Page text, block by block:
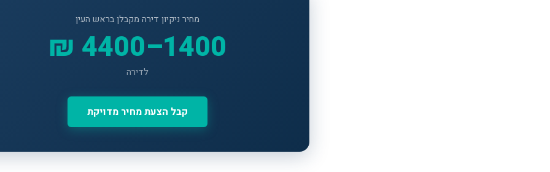
מחיר ניקיון דירה מקבלן בראש העין
1400–4400 ₪
לדירה
קבל הצעת מחיר מדויקת